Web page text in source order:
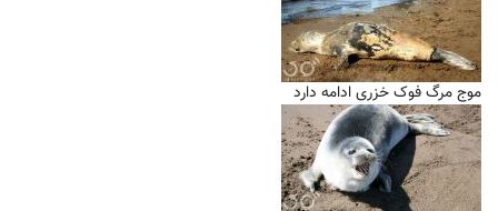
موج مرگ فوک‌ خزری ادامه دارد